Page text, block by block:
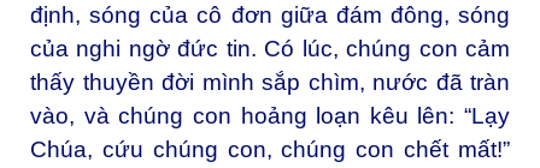
định, sóng của cô đơn giữa đám đông, sóng
của nghi ngờ đức tin. Có lúc, chúng con cảm
thấy thuyền đời mình sắp chìm, nước đã tràn
vào, và chúng con hoảng loạn kêu lên: “Lạy
Chúa, cứu chúng con, chúng con chết mất!”